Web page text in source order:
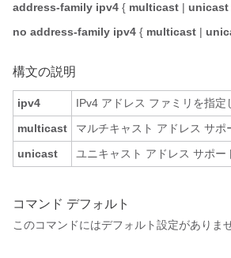
address-family ipv4 { multicast | unicast
no address-family ipv4 { multicast |
構文の説明
ipv4
IPv4 アドレス ファミリを指定
multicast
マルチキャスト アドレス サポ
unicast
ユニキャスト アドレス サポー
コマンド デフォルト
このコマンドにはデフォルト設定がありませ